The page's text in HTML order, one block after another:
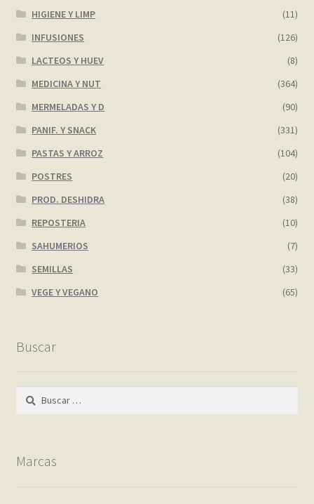
Wishlist
HIGIENE Y LIMP
(11)
INFUSIONES
(126)
LACTEOS Y HUEV
(8)
MEDICINA Y NUT
(364)
MERMELADAS Y D
(90)
PANIF. Y SNACK
(331)
PASTAS Y ARROZ
(104)
POSTRES
(20)
PROD. DESHIDRA
(38)
REPOSTERIA
(10)
SAHUMERIOS
(7)
SEMILLAS
(33)
VEGE Y VEGANO
(65)
Buscar
Buscar:
Marcas